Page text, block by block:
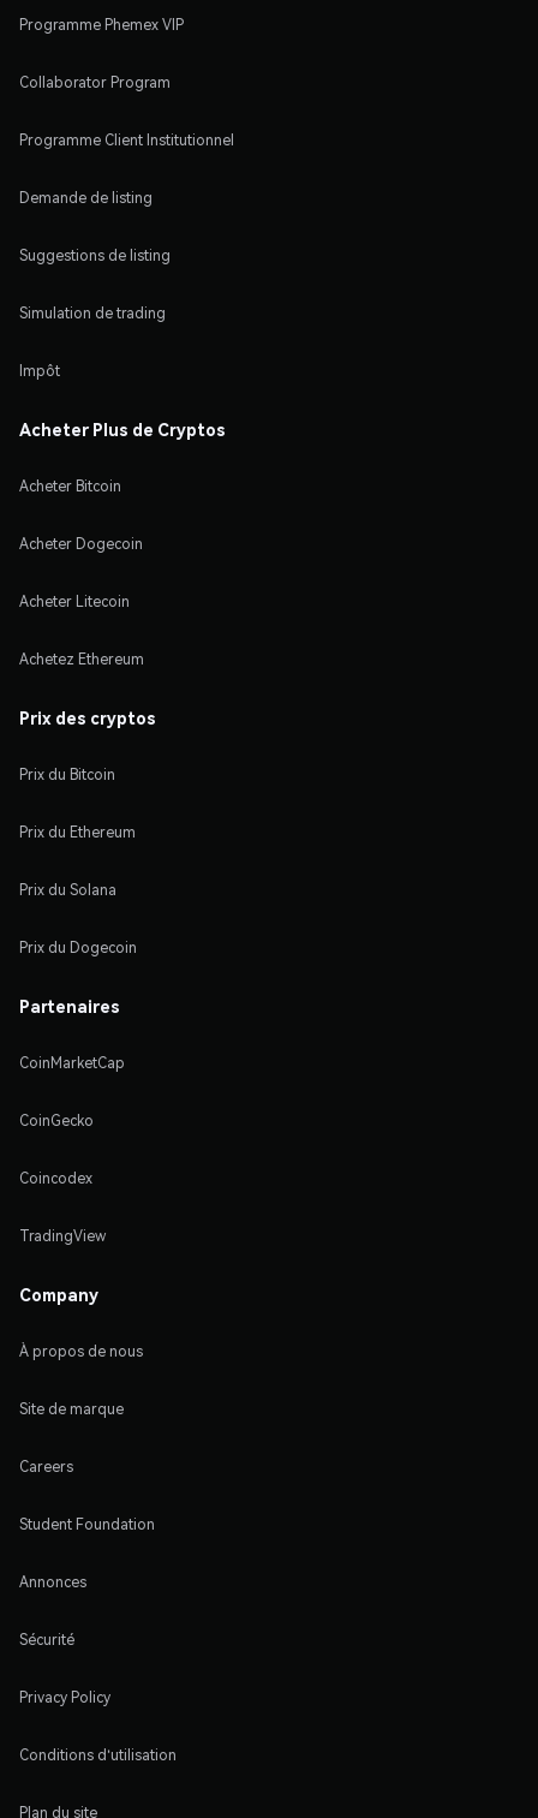
Programme Phemex VIP
Collaborator Program
Programme Client Institutionnel
Demande de listing
Suggestions de listing
Simulation de trading
Impôt
Acheter Plus de Cryptos
Acheter Bitcoin
Acheter Dogecoin
Acheter Litecoin
Achetez Ethereum
Prix des cryptos
Prix du Bitcoin
Prix du Ethereum
Prix du Solana
Prix du Dogecoin
Partenaires
CoinMarketCap
CoinGecko
Coincodex
TradingView
Company
À propos de nous
Site de marque
Careers
Student Foundation
Annonces
Sécurité
Privacy Policy
Conditions d'utilisation
Plan du site